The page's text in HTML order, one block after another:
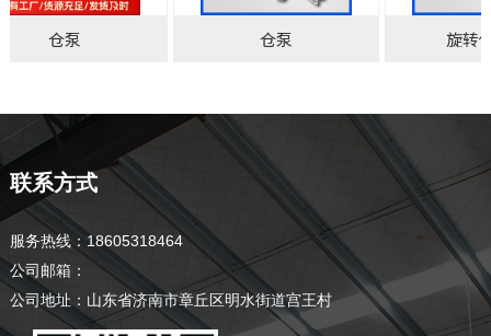
仓泵 仓泵 旋转
联系方式
服务热线：18605318464
公司邮箱：
公司地址：山东省济南市章丘区明水街道宫王村